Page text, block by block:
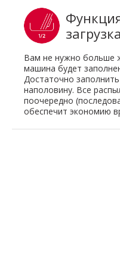
загрузка
Вам не нужно больше
машина будет
Достаточно
наполовину. Все
поочередно
обеспечит экономию